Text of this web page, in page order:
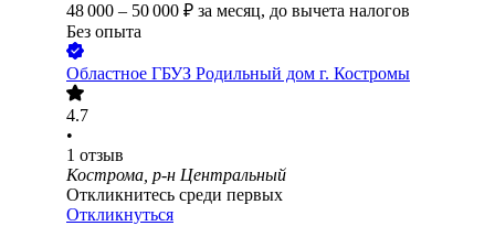
48 000 – 50 000 ₽ за месяц, до вычета налогов
Без опыта
Областное ГБУЗ Родильный дом г. Костромы
4.7
•
1 отзыв
Кострома, р-н Центральный
Откликнитесь среди первых
Откликнуться